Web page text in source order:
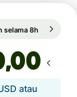
selama 8h
,00
atau